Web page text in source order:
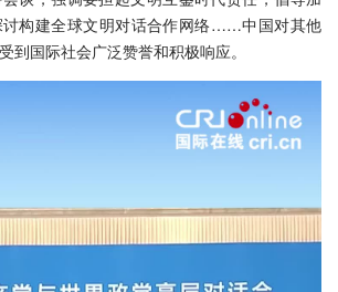
讨构建全球文明对话合作网络……中国对其他
到国际社会广泛赞誉和积极响应。